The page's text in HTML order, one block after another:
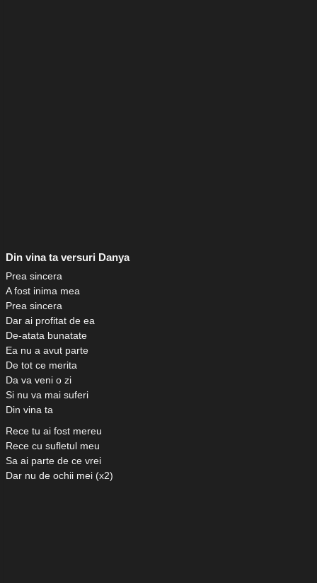
Din vina ta versuri Danya
Prea sincera
A fost inima mea
Prea sincera
Dar ai profitat de ea
De-atata bunatate
Ea nu a avut parte
De tot ce merita
Da va veni o zi
Si nu va mai suferi
Din vina ta
Rece tu ai fost mereu
Rece cu sufletul meu
Sa ai parte de ce vrei
Dar nu de ochii mei (x2)